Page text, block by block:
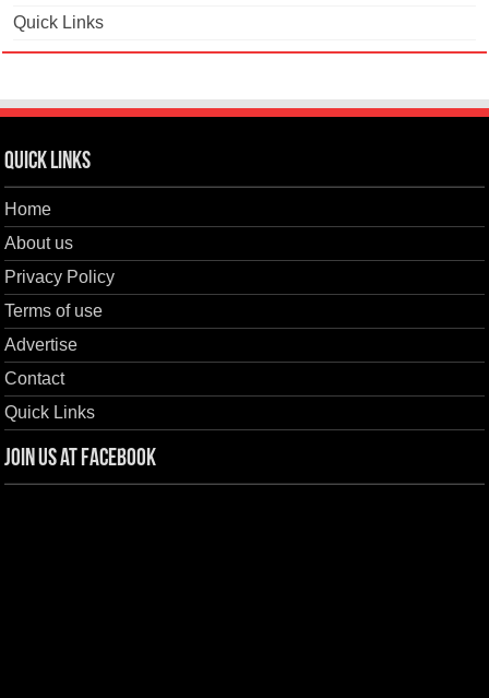
Quick Links
Quick Links
Home
About us
Privacy Policy
Terms of use
Advertise
Contact
Quick Links
Join us at Facebook